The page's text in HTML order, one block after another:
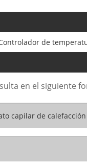
de
en el siguiente